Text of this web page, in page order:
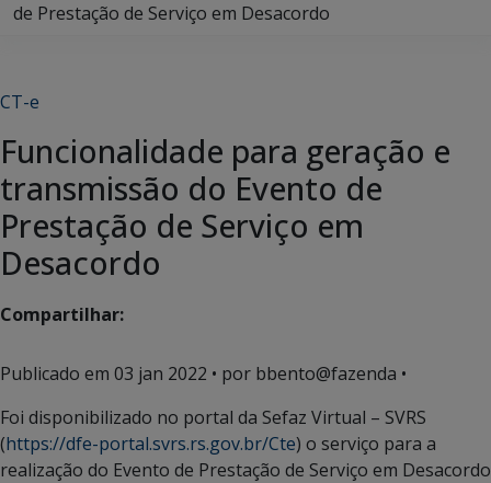
de Prestação de Serviço em Desacordo
CT-e
Funcionalidade para geração e
transmissão do Evento de
Prestação de Serviço em
Desacordo
Compartilhar:
Publicado em 03 jan 2022 • por bbento@fazenda •
Foi disponibilizado no portal da Sefaz Virtual – SVRS
(https://dfe-portal.svrs.rs.gov.br/Cte) o serviço para a
realização do Evento de Prestação de Serviço em Desacordo